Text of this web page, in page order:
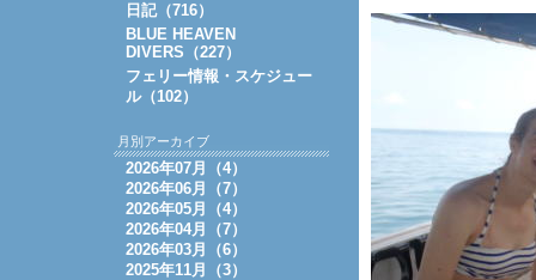
日記（716）
BLUE HEAVEN
DIVERS（227）
フェリー情報・スケジュー
ル（102）
月別アーカイブ
2026年07月（4）
2026年06月（7）
2026年05月（4）
2026年04月（7）
2026年03月（6）
2025年11月（3）